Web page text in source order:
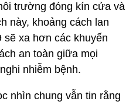
trường đóng kín cửa và
này, khoảng cách lan
sẽ xa hơn các khuyến
an toàn giữa mọi
nhiễm bệnh.
nhìn chung vẫn tin rằng